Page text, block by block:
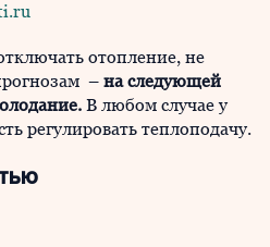
отопление, не
– на следующей
В любом случае у
регулировать теплоподачу.